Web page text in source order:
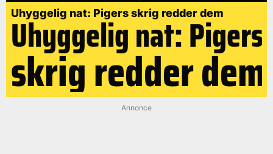
Uhyggelig nat: Pigers skrig redder dem
Uhyggelig nat: Pigers
skrig redder dem
Annonce